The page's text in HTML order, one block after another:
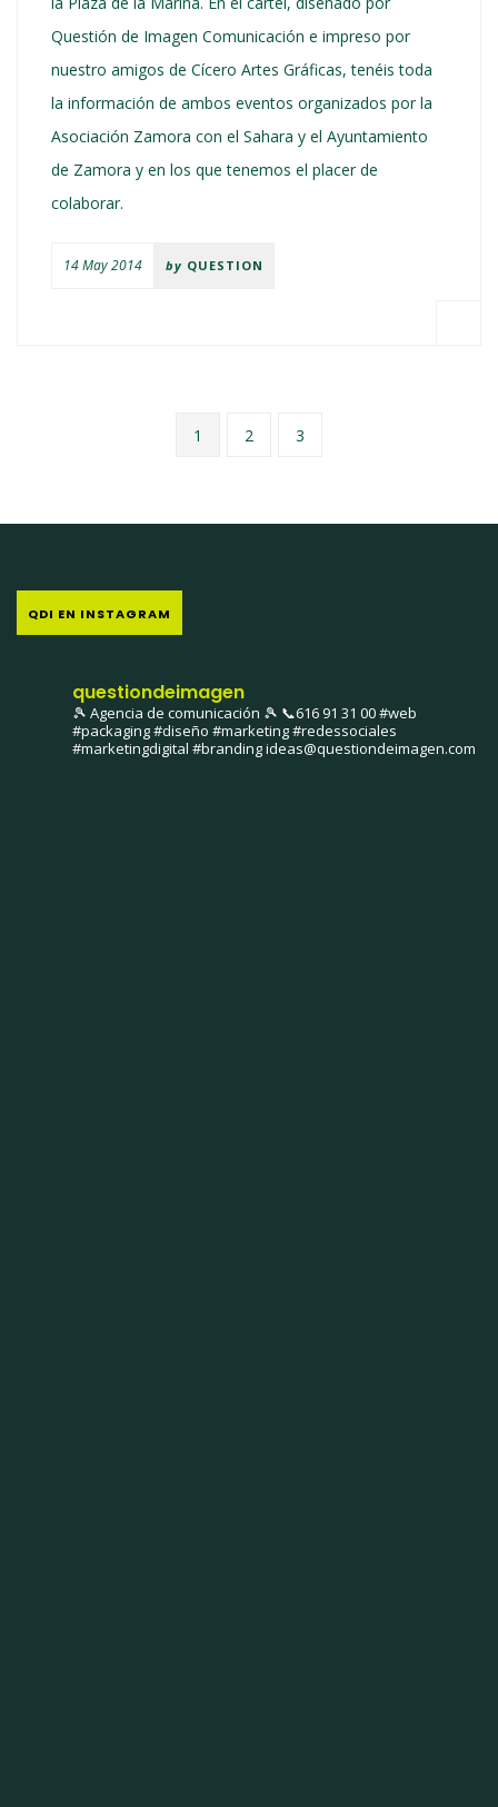
Questión de Imagen Comunicación e impreso por
nuestro amigos de Cícero Artes Gráficas, tenéis toda
la información de ambos eventos organizados por la
Asociación Zamora con el Sahara y el Ayuntamiento
de Zamora y en los que tenemos el placer de
colaborar.
14 May 2014 by QUESTION
1 2 3
QDI EN INSTAGRAM
questiondeimagen
🎾 Agencia de comunicación 🎾 📞616 91 31 00#web
#packaging #diseño #marketing #redessociales
#marketingdigital #brandingideas@questiondeimagen.com